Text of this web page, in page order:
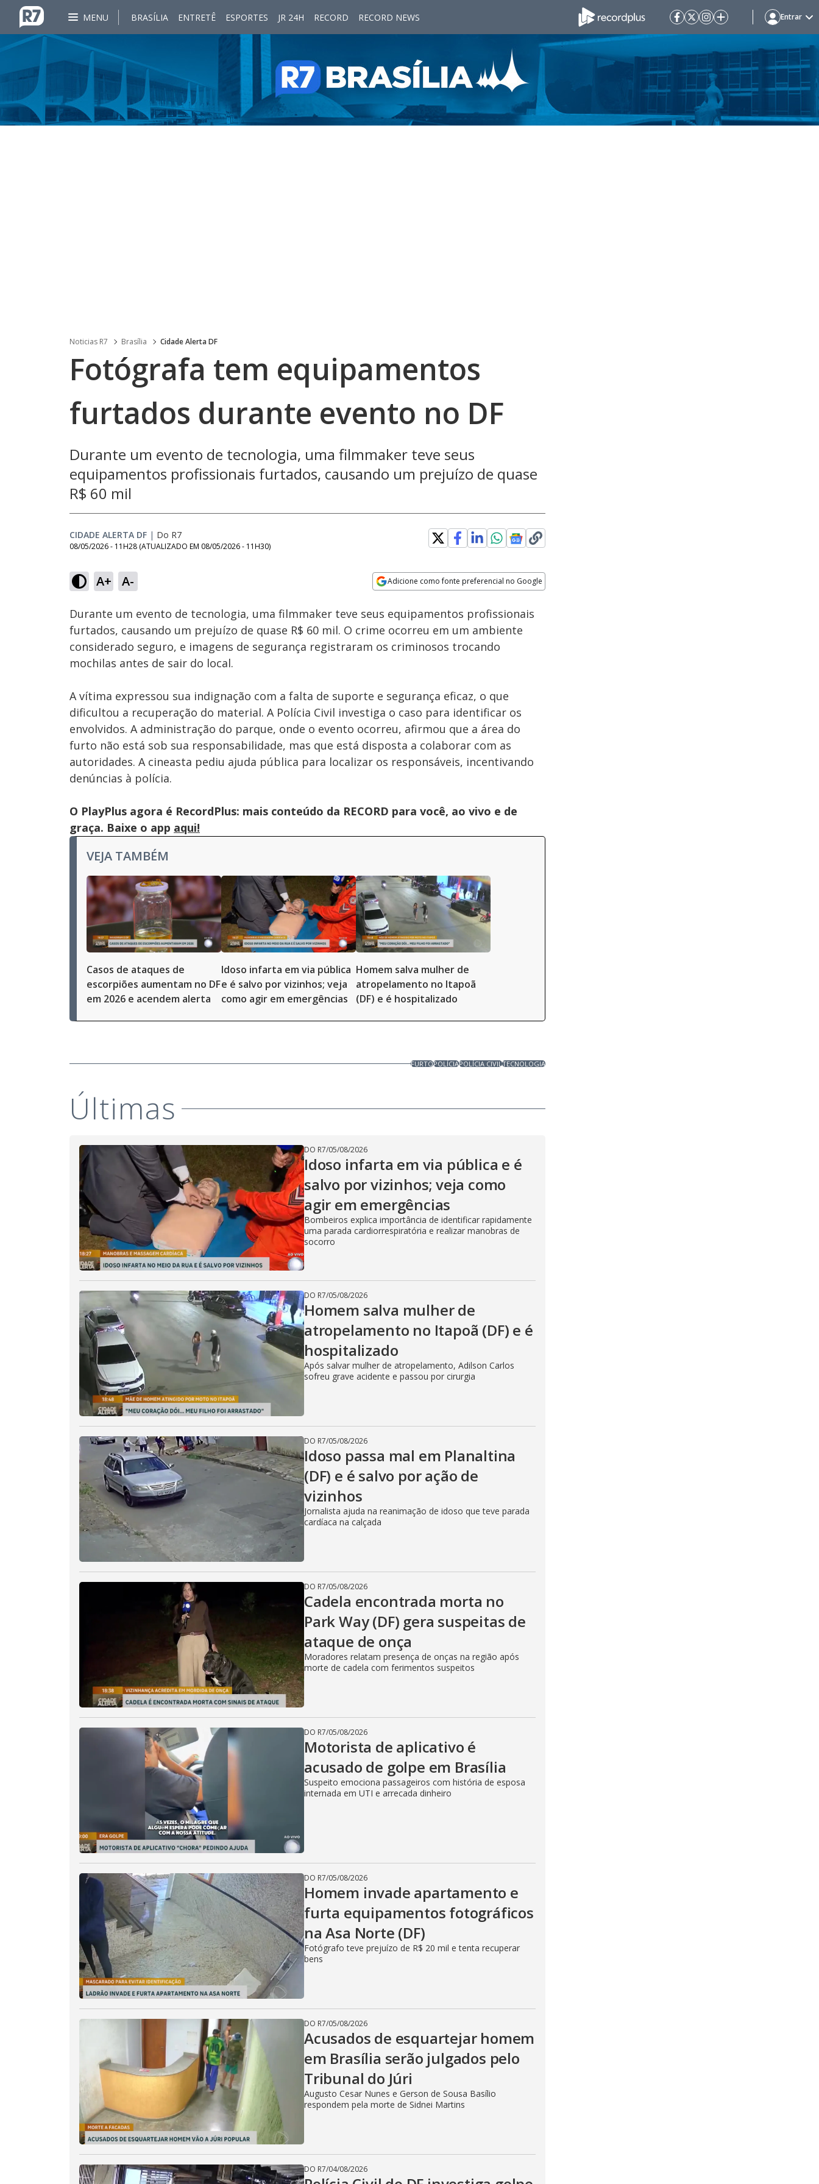
MENU BRASÍLIA ENTRETÊ ESPORTES JR 24H RECORD RECORD NEWS Entrar
Noticias R7 Brasília Cidade Alerta DF
Fotógrafa tem equipamentos
furtados durante evento no DF
Durante um evento de tecnologia, uma filmmaker teve seus
equipamentos profissionais furtados, causando um prejuízo de quase
R$ 60 mil
CIDADE ALERTA DF | Do R7
08/05/2026 - 11H28 (ATUALIZADO EM 08/05/2026 - 11H30)
A+ A- Adicione como fonte preferencial no Google
Ativar
Som
22.53%
Velocidade
Durante um evento de tecnologia, uma filmmaker teve seus equipamentos profissionais
furtados, causando um prejuízo de quase R$ 60 mil. O crime ocorreu em um ambiente
considerado seguro, e imagens de segurança registraram os criminosos trocando
mochilas antes de sair do local.
A vítima expressou sua indignação com a falta de suporte e segurança eficaz, o que
dificultou a recuperação do material. A Polícia Civil investiga o caso para identificar os
envolvidos. A administração do parque, onde o evento ocorreu, afirmou que a área do
furto não está sob sua responsabilidade, mas que está disposta a colaborar com as
autoridades. A cineasta pediu ajuda pública para localizar os responsáveis, incentivando
denúncias à polícia.
O PlayPlus agora é RecordPlus: mais conteúdo da RECORD para você, ao vivo e de
graça. Baixe o app aqui!
VEJA TAMBÉM
Casos de ataques de
escorpiões aumentam no DF
em 2026 e acendem alerta
Idoso infarta em via pública
e é salvo por vizinhos; veja
como agir em emergências
Homem salva mulher de
atropelamento no Itapoã
(DF) e é hospitalizado
FURTOPOLÍCIAPOLÍCIA CIVILTECNOLOGIA
Últimas
DO R7/05/08/2026
Idoso infarta em via pública e é
salvo por vizinhos; veja como
agir em emergências
Bombeiros explica importância de identificar rapidamente
uma parada cardiorrespiratória e realizar manobras de
socorro
DO R7/05/08/2026
Homem salva mulher de
atropelamento no Itapoã (DF) e é
hospitalizado
Após salvar mulher de atropelamento, Adilson Carlos
sofreu grave acidente e passou por cirurgia
DO R7/05/08/2026
Idoso passa mal em Planaltina
(DF) e é salvo por ação de
vizinhos
Jornalista ajuda na reanimação de idoso que teve parada
cardíaca na calçada
DO R7/05/08/2026
Cadela encontrada morta no
Park Way (DF) gera suspeitas de
ataque de onça
Moradores relatam presença de onças na região após
morte de cadela com ferimentos suspeitos
DO R7/05/08/2026
Motorista de aplicativo é
acusado de golpe em Brasília
Suspeito emociona passageiros com história de esposa
internada em UTI e arrecada dinheiro
DO R7/05/08/2026
Homem invade apartamento e
furta equipamentos fotográficos
na Asa Norte (DF)
Fotógrafo teve prejuízo de R$ 20 mil e tenta recuperar
bens
DO R7/05/08/2026
Acusados de esquartejar homem
em Brasília serão julgados pelo
Tribunal do Júri
Augusto Cesar Nunes e Gerson de Sousa Basílio
respondem pela morte de Sidnei Martins
DO R7/04/08/2026